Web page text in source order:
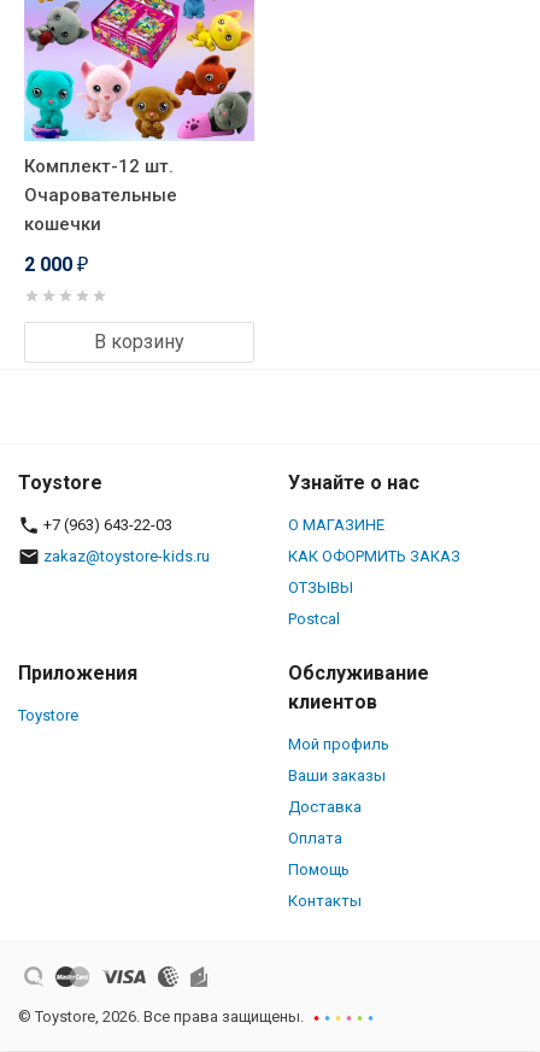
Комплект-12 шт.
Очаровательные
кошечки
2 000 ₽
В корзину
Toystore
+7 (963) 643-22-03
zakaz@toystore-kids.ru
Узнайте о нас
О МАГАЗИНЕ
КАК ОФОРМИТЬ ЗАКАЗ
ОТЗЫВЫ
Postcal
Приложения
Toystore
Обслуживание
клиентов
Мой профиль
Ваши заказы
Доставка
Оплата
Помощь
Контакты
© Toystore, 2026. Все права защищены.